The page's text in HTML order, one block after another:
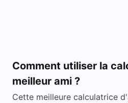
Comment utiliser la
meilleur ami ?
Cette meilleure calculatrice